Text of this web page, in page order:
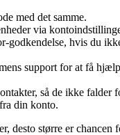
med det samme.
via
godkendelse, hvis du
support for at få
så de ikke falder
din konto.
desto større er chancen